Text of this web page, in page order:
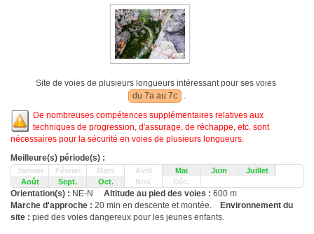
Site de voies de plusieurs longueurs intéressant pour ses voies
du 7a au 7c
.
De nombreuses compétences supplémentaires relatives aux
techniques de progression, d'assurage, de réchappe, etc. sont
nécessaires pour la sécurité en voies de plusieurs longueurs.
Meilleure(s) période(s) :
Janvier Février Mars Avril Mai Juin
Juillet
Août
Sept. Oct. Nov. Déc.
Orientation(s) : NE-N Altitude au pied des voies : 600 m
Marche d'approche : 20 min en descente et montée.
Environnement du
site : pied des voies dangereux pour les jeunes enfants.